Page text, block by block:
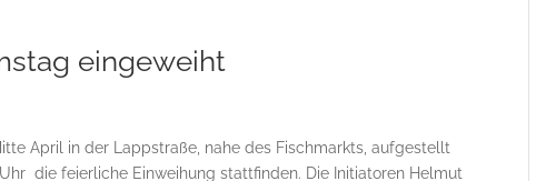
eingeweiht
April in der Lappstraße, nahe des Fischmarkts, aufgestellt
die feierliche Einweihung stattfinden. Die Initiatoren Helmut